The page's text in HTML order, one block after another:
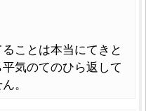
ことは本当にてきと
気のてのひら返して
。